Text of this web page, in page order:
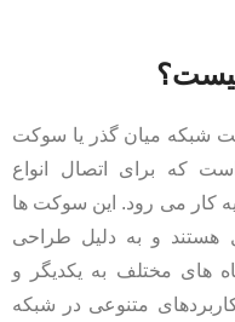
شبکه میان گذر یا سوکت
که برای اتصال انواع
کار می رود. این سوکت ها
هستند و به دلیل طراحی
های مختلف به یکدیگر و
متنوعی در شبکه